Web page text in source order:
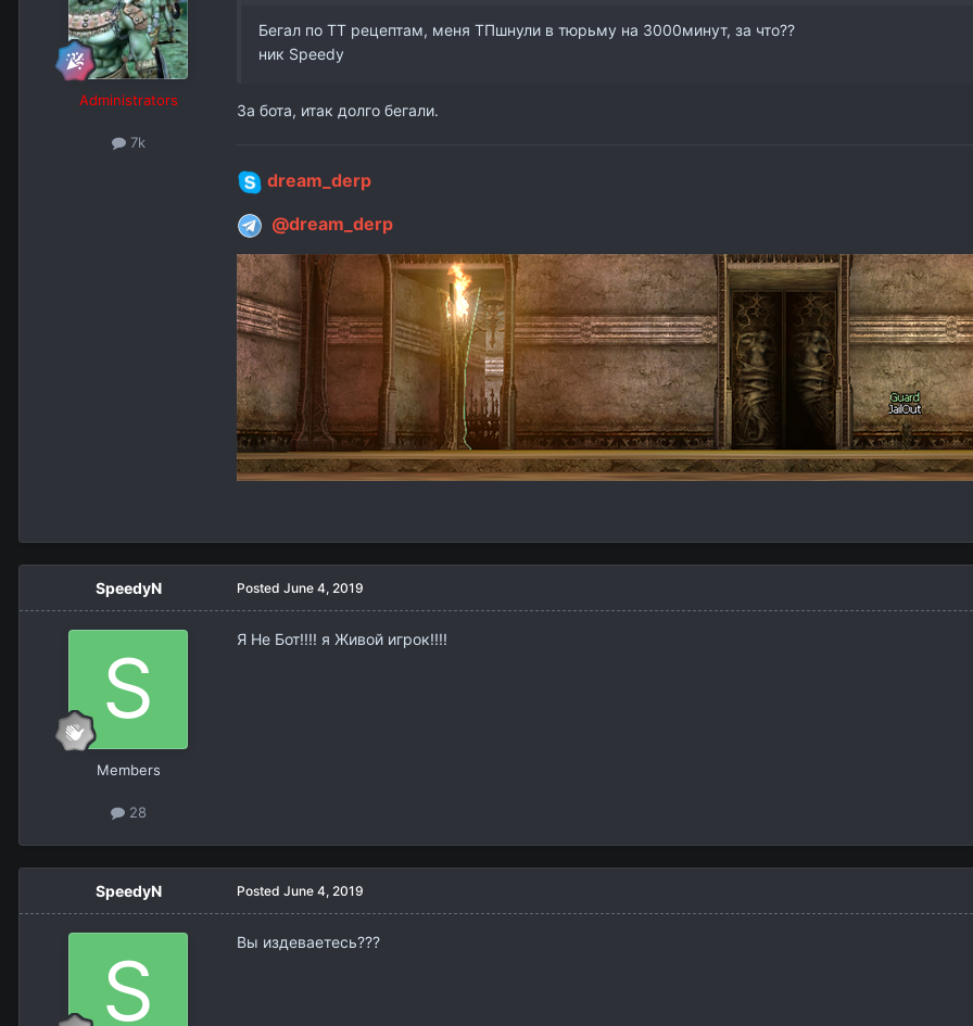
Administrators
7k
Бегал по ТТ рецептам, меня ТПшнули в тюрьму на 3000минут, за что??
ник Speedy
За бота, итак долго бегали.
dream_derp
@dream_derp
SpeedyN
Members
28
Posted June 4, 2019
Я Не Бот!!!! я Живой игрок!!!!
SpeedyN Posted June 4, 2019
Вы издеваетесь???